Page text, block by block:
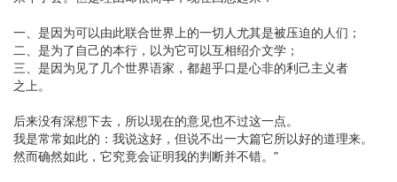
一、是因为可以由此联合世界上的一切人尤其是被压迫的人们；
二、是为了自己的本行，以为它可以互相绍介文学；
三、是因为见了几个世界语家，都超乎口是心非的利己主义者
之上。
后来没有深想下去，所以现在的意见也不过这一点。
我是常常如此的：我说这好，但说不出一大篇它所以好的道理来。
然而确然如此，它究竟会证明我的判断并不错。”